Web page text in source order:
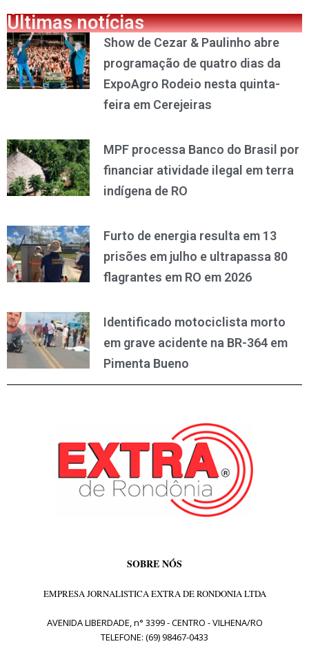
Últimas notícias
Show de Cezar & Paulinho abre
programação de quatro dias da
ExpoAgro Rodeio nesta quinta-
feira em Cerejeiras
MPF processa Banco do Brasil por
financiar atividade ilegal em terra
indígena de RO
Furto de energia resulta em 13
prisões em julho e ultrapassa 80
flagrantes em RO em 2026
Identificado motociclista morto
em grave acidente na BR-364 em
Pimenta Bueno
SOBRE NÓS
EMPRESA JORNALISTICA EXTRA DE RONDONIA LTDA
AVENIDA LIBERDADE, n° 3399 - CENTRO - VILHENA/RO
TELEFONE: (69) 98467-0433